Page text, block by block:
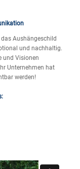
Aushängeschild
und nachhaltig.
und Visionen
Unternehmen hat
werden!